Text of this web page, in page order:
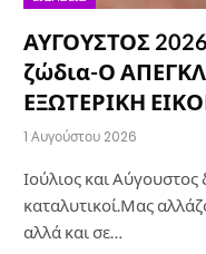
ΑΥΓΟΥΣΤΟΣ
ζώδια-Ο
ΕΞΩΤΕΡΙΚΗ
1 Αυγούστου 2026
Ιούλιος και Αύγουστος
καταλυτικοί.Μας
αλλά και σε…